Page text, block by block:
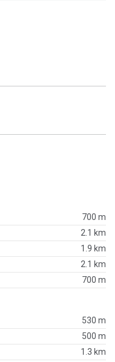
700 m
2.1 km
1.9 km
2.1 km
700 m
530 m
500 m
1.3 km